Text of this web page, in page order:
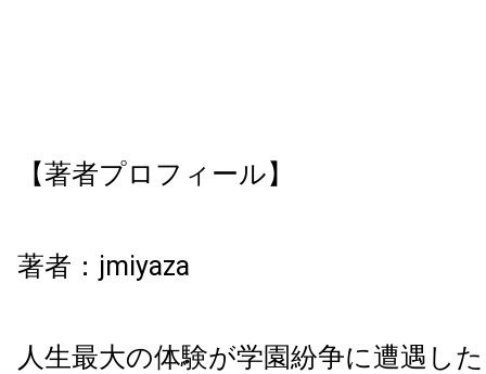
【著者プロフィール】
著者：jmiyaza
人生最大の体験が学園紛争に遭遇し